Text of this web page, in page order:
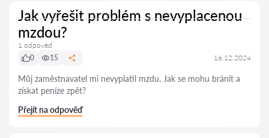
Jak vyřešit problém s nevyplacenou
mzdou?
1 odpověď
0
15 16.12.2024
Můj zaměstnavatel mi nevyplatil mzdu. Jak se mohu bránit a
získat peníze zpět?
Přejít na odpověď